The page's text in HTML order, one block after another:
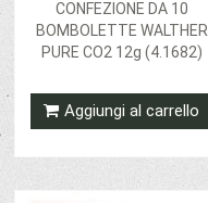
CONFEZIONE DA 10
BOMBOLETTE WALTHER
PURE CO2 12g (4.1682)
Aggiungi al carrello